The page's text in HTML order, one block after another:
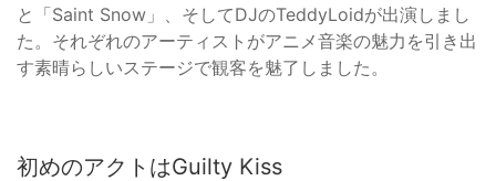
と「Saint Snow」、そしてDJのTeddyLoidが出演しまし
た。それぞれのアーティストがアニメ音楽の魅力を引き出
す素晴らしいステージで観客を魅了しました。
初めのアクトはGuilty Kiss